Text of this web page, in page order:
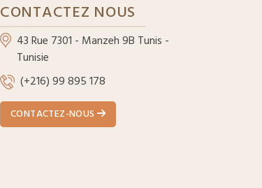
CONTACTEZ NOUS
43 Rue 7301 - Manzeh 9B Tunis -
Tunisie
(+216) 99 895 178
CONTACTEZ-NOUS